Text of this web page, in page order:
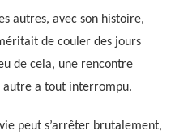
autres, avec son histoire,
de couler des jours
de cela, une rencontre
autre a tout interrompu.
peut s’arrêter brutalement,